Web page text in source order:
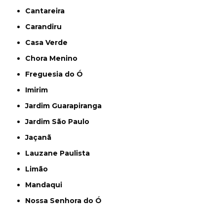
Cantareira
Carandiru
Casa Verde
Chora Menino
Freguesia do Ó
Imirim
Jardim Guarapiranga
Jardim São Paulo
Jaçanã
Lauzane Paulista
Limão
Mandaqui
Nossa Senhora do Ó